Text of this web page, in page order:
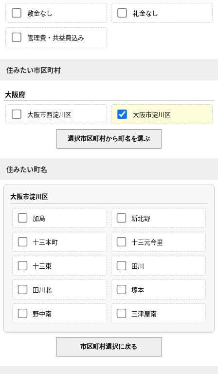
敷金なし 礼金なし
管理費・共益費込み
住みたい市区町村
大阪府
大阪市西淀川区 大阪市淀川区
住みたい町名
大阪市淀川区
加島 新北野
十三本町 十三元今里
十三東 田川
田川北 塚本
野中南 三津屋南